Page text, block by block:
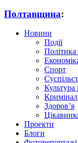
Полтавщина:
Новини
Події
Політика
Спорт
Культура
Кримінал
Здоров’я
Проекти
Блоги